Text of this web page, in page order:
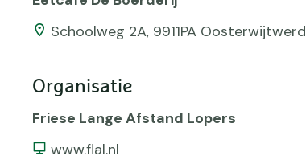
Schoolweg 2A, 9911PA Oosterwijtwerd
Organisatie
Friese Lange Afstand Lopers
Website
www.flal.nl